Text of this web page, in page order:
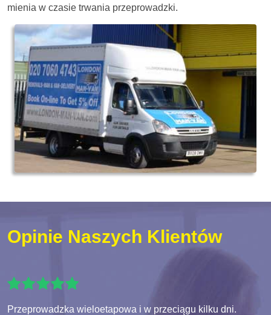
mienia w czasie trwania przeprowadzki.
Opinie Naszych Klientów
Przeprowadzka wieloetapowa i w przeciągu kilku dni.